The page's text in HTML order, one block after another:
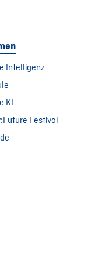
Intelligenz
KI
Festival